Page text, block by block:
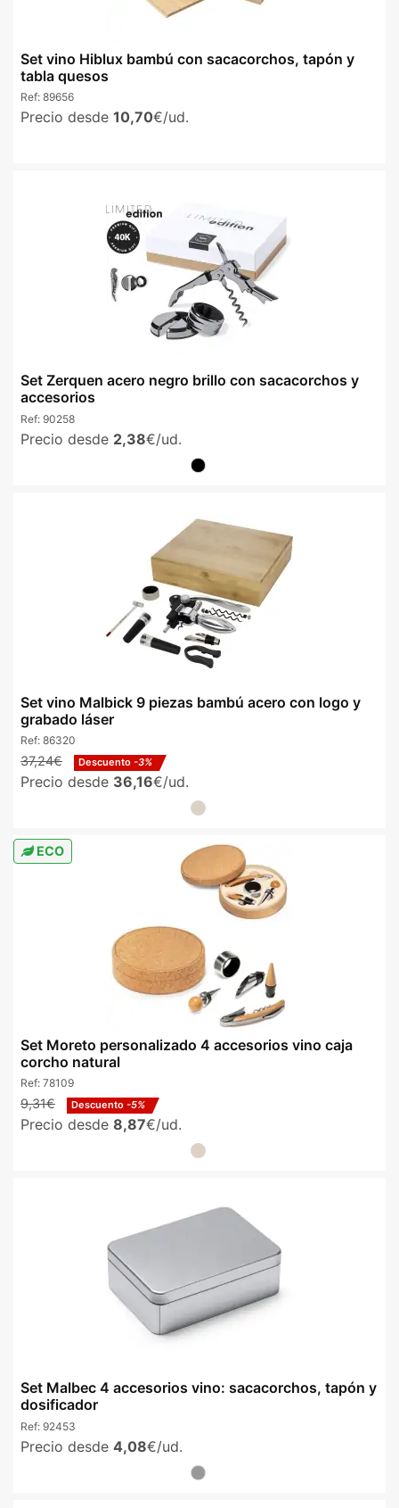
Set vino Hiblux bambú con sacacorchos, tapón y
tabla quesos
Ref: 89656
Precio desde 10,70€/ud.
Set Zerquen acero negro brillo con sacacorchos y
accesorios
Ref: 90258
Precio desde 2,38€/ud.
Set vino Malbick 9 piezas bambú acero con logo y
grabado láser
Ref: 86320
37,24€ Descuento -3%
Precio desde 36,16€/ud.
ECO
Set Moreto personalizado 4 accesorios vino caja
corcho natural
Ref: 78109
9,31€ Descuento -5%
Precio desde 8,87€/ud.
Set Malbec 4 accesorios vino: sacacorchos, tapón y
dosificador
Ref: 92453
Precio desde 4,08€/ud.